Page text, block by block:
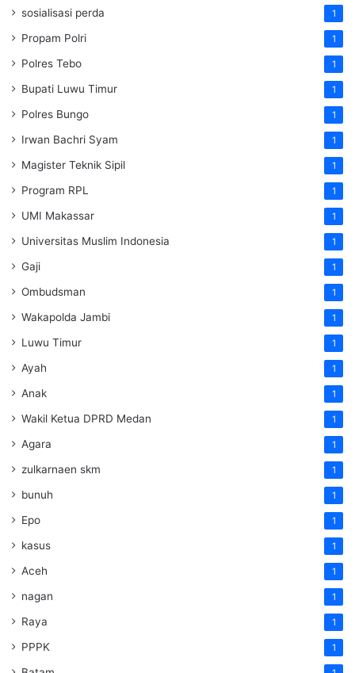
sosialisasi perda 1
Propam Polri 1
Polres Tebo 1
Bupati Luwu Timur 1
Polres Bungo 1
Irwan Bachri Syam 1
Magister Teknik Sipil 1
Program RPL 1
UMI Makassar 1
Universitas Muslim Indonesia 1
Gaji 1
Ombudsman 1
Wakapolda Jambi 1
Luwu Timur 1
Ayah 1
Anak 1
Wakil Ketua DPRD Medan 1
Agara 1
zulkarnaen skm 1
bunuh 1
Epo 1
kasus 1
Aceh 1
nagan 1
Raya 1
PPPK 1